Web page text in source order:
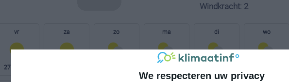
We respecteren uw privacy
Windkracht: 2
vr
27°
za zo ma di wo